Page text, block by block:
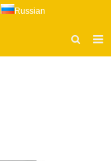
Russian